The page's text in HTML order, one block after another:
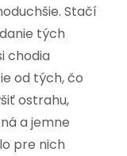
Stačí
tých
chodia
od tých, čo
ostrahu,
a jemne
pre nich